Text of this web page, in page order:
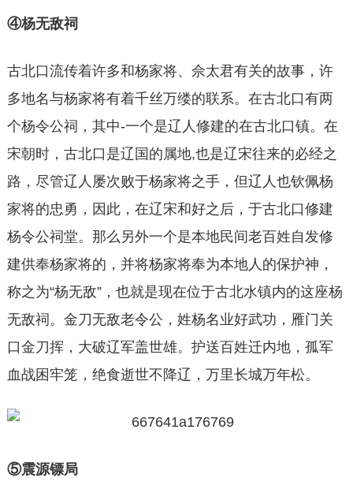
④杨无敌祠
古北口流传着许多和杨家将、佘太君有关的故事，许
多地名与杨家将有着千丝万缕的联系。在古北口有两
个杨令公祠，其中-一个是辽人修建的在古北口镇。在
宋朝时，古北口是辽国的属地,也是辽宋往来的必经之
路，尽管辽人屡次败于杨家将之手，但辽人也钦佩杨
家将的忠勇，因此，在辽宋和好之后，于古北口修建
杨令公祠堂。那么另外一个是本地民间老百姓自发修
建供奉杨家将的，并将杨家将奉为本地人的保护神，
称之为“杨无敌”，也就是现在位于古北水镇内的这座杨
无敌祠。金刀无敌老令公，姓杨名业好武功，雁门关
口金刀挥，大破辽军盖世雄。护送百姓迁内地，孤军
血战困牢笼，绝食逝世不降辽，万里长城万年松。
⑤震源镖局